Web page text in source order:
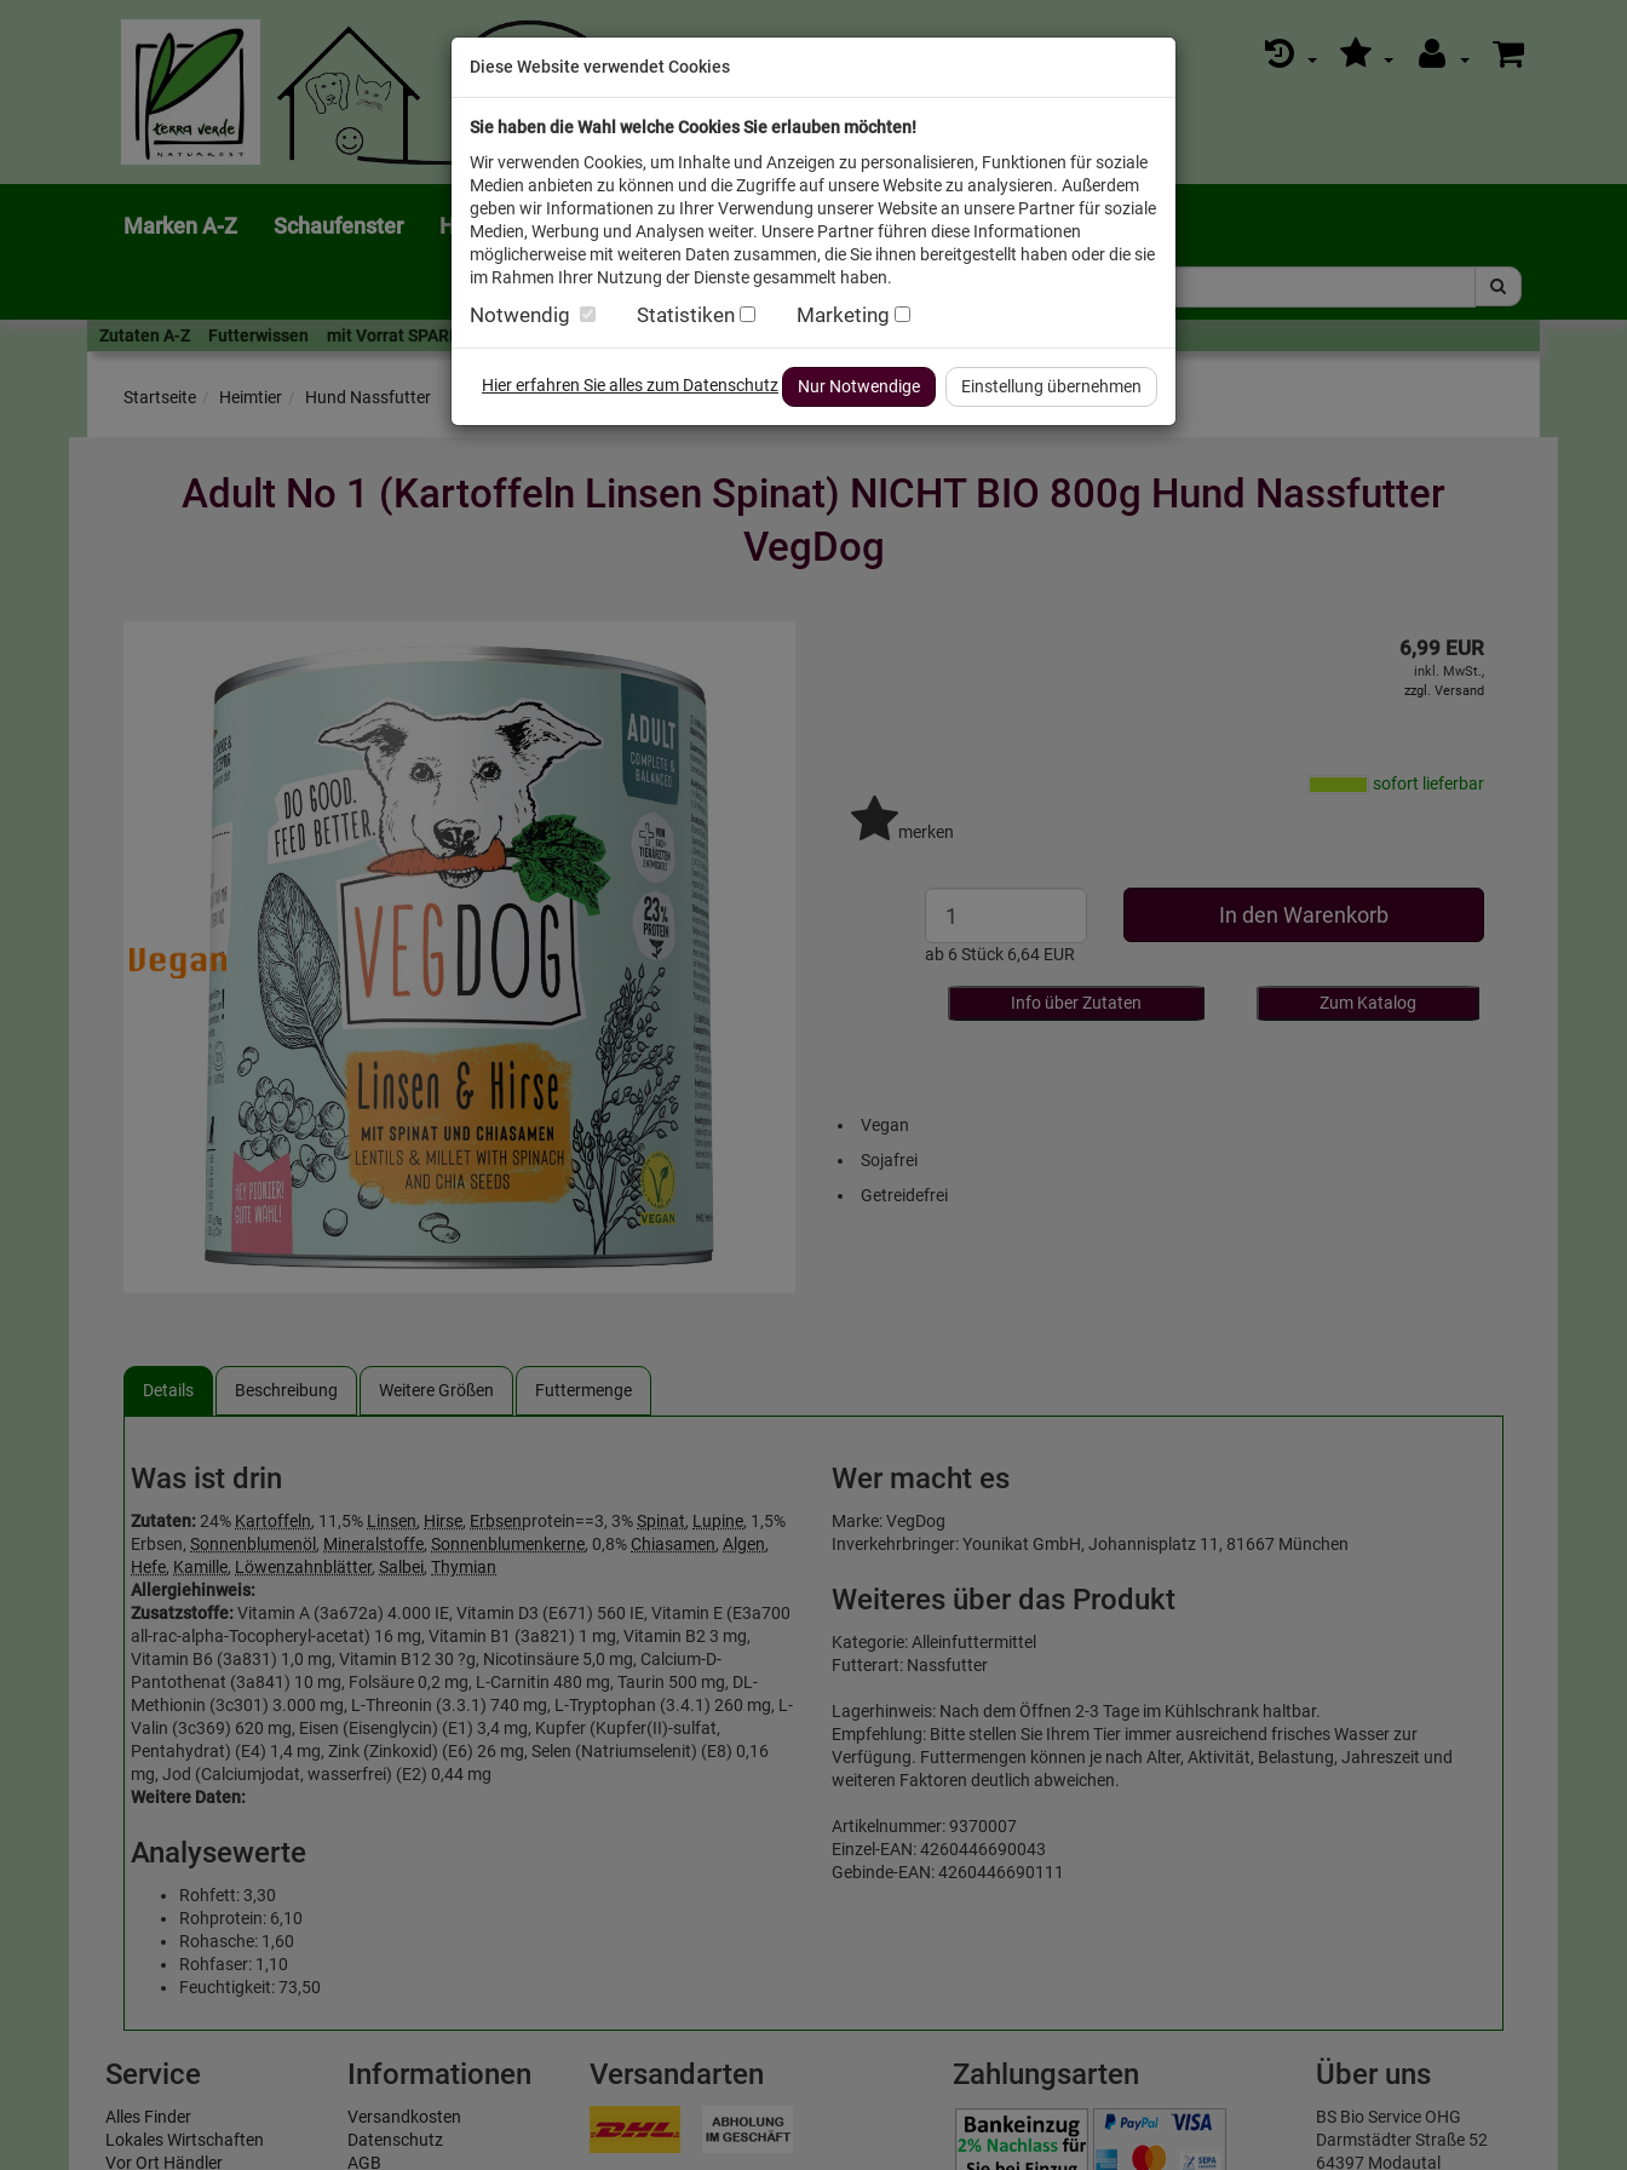
Marken A-Z Schaufenster Heimtier
Zutaten A-Z Futterwissen mit Vorrat SPAREN
Startseite Heimtier Hund Nassfutter
Adult No 1 (Kartoffeln Linsen Spinat) NICHT BIO 800g Hund Nassfutter
VegDog
6,99 EUR
inkl. MwSt.,
zzgl. Versand
sofort lieferbar
merken
ab 6 Stück 6,64 EUR
In den Warenkorb
Info über Zutaten Zum Katalog
Vegan
Sojafrei
Getreidefrei
Details Beschreibung Weitere Größen Futtermenge
Was ist drin
Zutaten:24% Kartoffeln, 11,5% Linsen, Hirse, Erbsenprotein==3, 3%Spinat, Lupine, 1,5%
Erbsen, Sonnenblumenöl , Mineralstoffe, Sonnenblumenkerne, 0,8% Chiasamen, Algen,
Hefe, Kamille, Löwenzahnblätter, Salbei, Thymian
Allergiehinweis:
Zusatzstoffe:Vitamin A (3a672a) 4.000 IE, Vitamin D3 (E671) 560 IE, Vitamin E (E3a700
all-rac-alpha-Tocopheryl-acetat) 16 mg, Vitamin B1 (3a821) 1 mg, Vitamin B2 3 mg,
Vitamin B6 (3a831) 1,0 mg, Vitamin B12 30 ?g, Nicotinsäure 5,0 mg, Calcium-D-
Pantothenat (3a841) 10 mg, Folsäure 0,2 mg, L-Carnitin 480 mg, Taurin 500 mg, DL-
Methionin (3c301) 3.000 mg, L-Threonin (3.3.1) 740 mg, L-Tryptophan (3.4.1) 260 mg, L-
Valin (3c369) 620 mg, Eisen (Eisenglycin) (E1) 3,4 mg, Kupfer (Kupfer(II)-sulfat,
Pentahydrat) (E4) 1,4 mg, Zink (Zinkoxid) (E6) 26 mg, Selen (Natriumselenit) (E8) 0,16
mg, Jod (Calciumjodat, wasserfrei) (E2) 0,44 mg
Weitere Daten:
Analysewerte
Rohfett: 3,30
Rohprotein: 6,10
Rohasche: 1,60
Rohfaser: 1,10
Feuchtigkeit: 73,50
Wer macht es
Marke: VegDog
Inverkehrbringer: Younikat GmbH, Johannisplatz 11, 81667 München
Weiteres über das Produkt
Kategorie: Alleinfuttermittel
Futterart: Nassfutter
Lagerhinweis: Nach dem Öffnen 2-3 Tage im Kühlschrank haltbar.
Empfehlung: Bitte stellen Sie Ihrem Tier immer ausreichend frisches Wasser zur
Verfügung. Futtermengen können je nach Alter, Aktivität, Belastung, Jahreszeit und
weiteren Faktoren deutlich abweichen.
Artikelnummer: 9370007
Einzel-EAN: 4260446690043
Gebinde-EAN: 4260446690111
Service
Alles Finder
Lokales Wirtschaften
Vor Ort Händler
Informationen
Versandkosten
Datenschutz
AGB
Versandarten Zahlungsarten Über uns
BS Bio Service OHG
Darmstädter Straße 52
64397 Modautal
Diese Website verwendet Cookies
Sie haben die Wahl welche Cookies Sie erlauben möchten!
Wir verwenden Cookies, um Inhalte und Anzeigen zu personalisieren, Funktionen für soziale
Medien anbieten zu können und die Zugriffe auf unsere Website zu analysieren. Außerdem
geben wir Informationen zu Ihrer Verwendung unserer Website an unsere Partner für soziale
Medien, Werbung und Analysen weiter. Unsere Partner führen diese Informationen
möglicherweise mit weiteren Daten zusammen, die Sie ihnen bereitgestellt haben oder die sie
im Rahmen Ihrer Nutzung der Dienste gesammelt haben.
Notwendig Statistiken Marketing
Hier erfahren Sie alles zum Datenschutz Nur Notwendige Einstellung übernehmen